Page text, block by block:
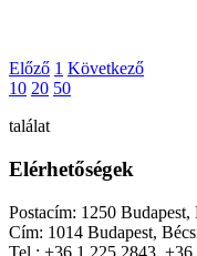
Előző 1 Következő
10 20 50
találat
Elérhetőségek
Postacím: 1250 Budapest,
Cím: 1014 Budapest,
Tel.: +36 1 225 2843, +36